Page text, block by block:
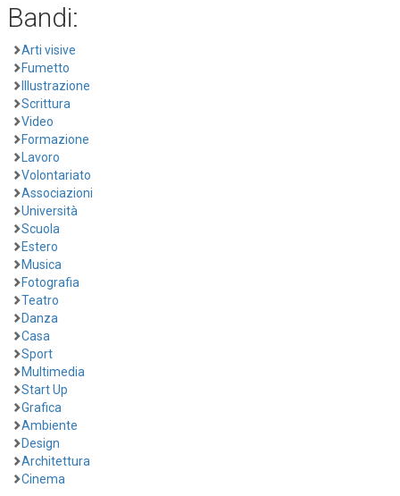
Bandi:
Arti visive
Fumetto
Illustrazione
Scrittura
Video
Formazione
Lavoro
Volontariato
Associazioni
Università
Scuola
Estero
Musica
Fotografia
Teatro
Danza
Casa
Sport
Multimedia
Start Up
Grafica
Ambiente
Design
Architettura
Cinema